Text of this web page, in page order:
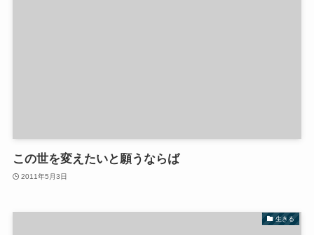
この世を変えたいと願うならば
2011年5月3日
生きる